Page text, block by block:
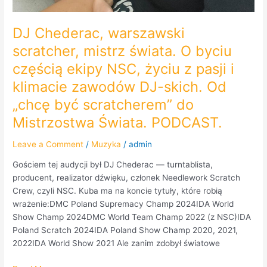
DJ Chederac, warszawski
scratcher, mistrz świata. O byciu
częścią ekipy NSC, życiu z pasji i
klimacie zawodów DJ-skich. Od
„chcę być scratcherem” do
Mistrzostwa Świata. PODCAST.
Leave a Comment / Muzyka /admin
Gościem tej audycji był DJ Chederac — turntablista,
producent, realizator dźwięku, członek Needlework Scratch
Crew, czyli NSC. Kuba ma na koncie tytuły, które robią
wrażenie:DMC Poland Supremacy Champ 2024IDA World
Show Champ 2024DMC World Team Champ 2022 (z NSC)IDA
Poland Scratch 2024IDA Poland Show Champ 2020, 2021,
2022IDA World Show 2021 Ale zanim zdobył światowe
Mistrzostwa
PODCAST.